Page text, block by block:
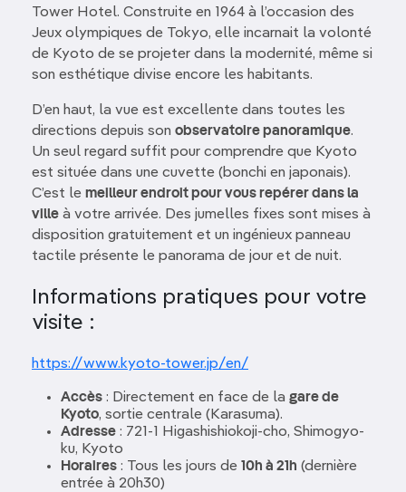
Tower Hotel. Construite en 1964 à l’occasion des
Jeux olympiques de Tokyo, elle incarnait la volonté
de Kyoto de se projeter dans la modernité, même si
son esthétique divise encore les habitants.
D’en haut, la vue est excellente dans toutes les
directions depuis son observatoire panoramique.
Un seul regard suffit pour comprendre que Kyoto
est située dans une cuvette (bonchi en japonais).
C’est le meilleur endroit pour vous repérer dans la
ville à votre arrivée. Des jumelles fixes sont mises à
disposition gratuitement et un ingénieux panneau
tactile présente le panorama de jour et de nuit.
Informations pratiques pour votre
visite :
https://www.kyoto-tower.jp/en/
Accès : Directement en face de la gare de
Kyoto, sortie centrale (Karasuma).
Adresse : 721-1 Higashishiokoji-cho, Shimogyo-
ku, Kyoto
Horaires : Tous les jours de 10h à 21h (dernière
entrée à 20h30)